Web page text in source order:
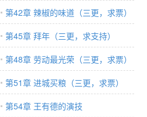
第42章 辣椒的味道（三更，求票）
第45章 拜年（三更，求支持）
第48章 劳动最光荣（三更，求票）
第51章 进城买粮（三更，求票）
第54章 王有德的演技